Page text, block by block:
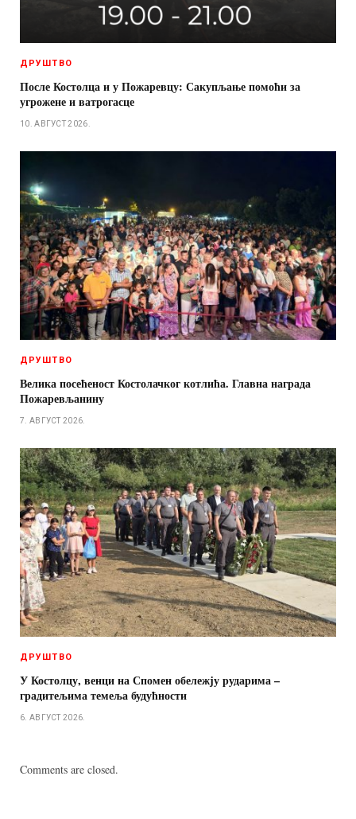
ДРУШТВО
После Костолца и у Пожаревцу: Сакупљање помоћи за
угрожене и ватрогасце
10. АВГУСТ 2026.
ДРУШТВО
Велика посећеност Костолачког котлића. Главна награда
Пожаревљанину
7. АВГУСТ 2026.
ДРУШТВО
У Костолцу, венци на Спомен обележју рударима –
градитељима темеља будућности
6. АВГУСТ 2026.
Comments are closed.